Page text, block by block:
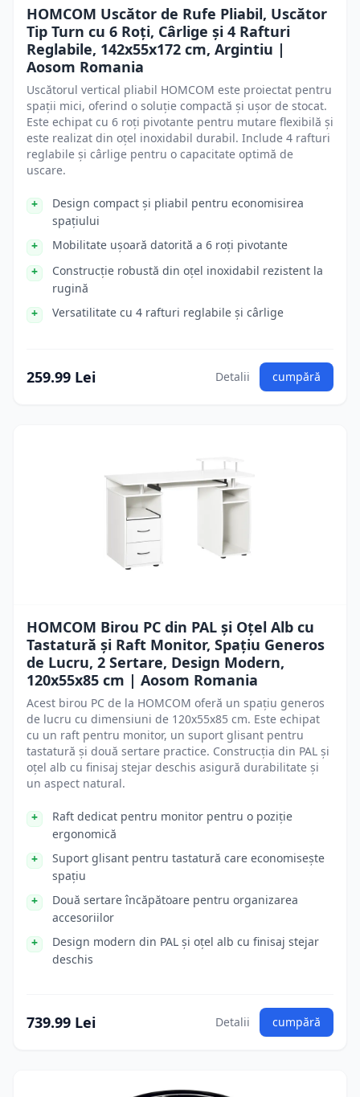
HOMCOM Uscător de Rufe Pliabil, Uscător
Tip Turn cu 6 Roți, Cârlige și 4 Rafturi
Reglabile, 142x55x172 cm, Argintiu |
Aosom Romania
Uscătorul vertical pliabil HOMCOM este proiectat pentru
spații mici, oferind o soluție compactă și ușor de stocat.
Este echipat cu 6 roți pivotante pentru mutare flexibilă și
este realizat din oțel inoxidabil durabil. Include 4 rafturi
reglabile și cârlige pentru o capacitate optimă de
uscare.
Design compact și pliabil pentru economisirea
spațiului
Mobilitate ușoară datorită a 6 roți pivotante
Construcție robustă din oțel inoxidabil rezistent la
rugină
Versatilitate cu 4 rafturi reglabile și cârlige
259.99 Lei Detalii cumpără
HOMCOM Birou PC din PAL și Oțel Alb cu
Tastatură și Raft Monitor, Spațiu Generos
de Lucru, 2 Sertare, Design Modern,
120x55x85 cm | Aosom Romania
Acest birou PC de la HOMCOM oferă un spațiu generos
de lucru cu dimensiuni de 120x55x85 cm. Este echipat
cu un raft pentru monitor, un suport glisant pentru
tastatură și două sertare practice. Construcția din PAL și
oțel alb cu finisaj stejar deschis asigură durabilitate și
un aspect natural.
Raft dedicat pentru monitor pentru o poziție
ergonomică
Suport glisant pentru tastatură care economisește
spațiu
Două sertare încăpătoare pentru organizarea
accesoriilor
Design modern din PAL și oțel alb cu finisaj stejar
deschis
739.99 Lei Detalii cumpără